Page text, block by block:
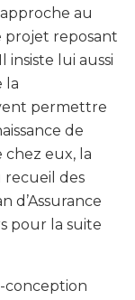
au
projet reposant
lui aussi
la
permettre
de
chez eux, la
recueil des
d’Assurance
pour la suite
conception